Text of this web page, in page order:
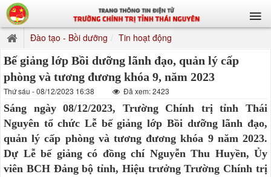
Đào tạo - Bồi dưỡng Tin hoạt động
Bế giảng lớp Bồi dưỡng lãnh đạo, quản lý cấp
phòng và tương đương khóa 9, năm 2023
Thứ sáu - 08/12/2023 16:38 Đã xem: 2423
Sáng ngày 08/12/2023, Trường Chính trị tỉnh Thái
Nguyên tổ chức Lễ bế giảng lớp Bồi dưỡng lãnh đạo,
quản lý cấp phòng và tương đương khóa 9 năm 2023.
Dự Lễ bế giảng có đồng chí Nguyễn Thu Huyền, Ủy
viên BCH Đảng bộ tỉnh, Hiệu trưởng Trường Chính trị